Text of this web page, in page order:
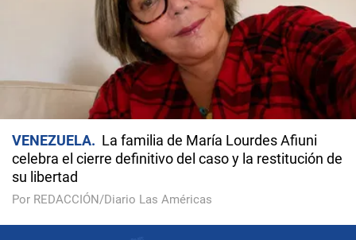
VENEZUELA
La familia de María Lourdes Afiuni
celebra el cierre definitivo del caso y la restitución de
su libertad
Por REDACCIÓN/Diario Las Américas